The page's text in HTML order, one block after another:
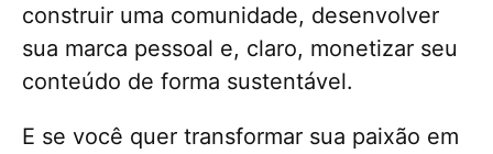
construir uma comunidade, desenvolver
sua marca pessoal e, claro, monetizar seu
conteúdo de forma sustentável.
E se você quer transformar sua paixão em